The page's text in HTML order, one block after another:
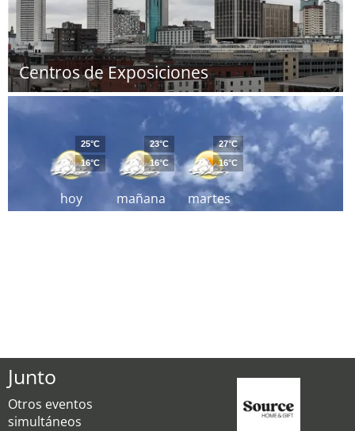
Centros de Exposiciones
hoy
25°C
16°C
mañana
23°C
16°C
martes
27°C
16°C
Junto
Otros eventos
simultáneos